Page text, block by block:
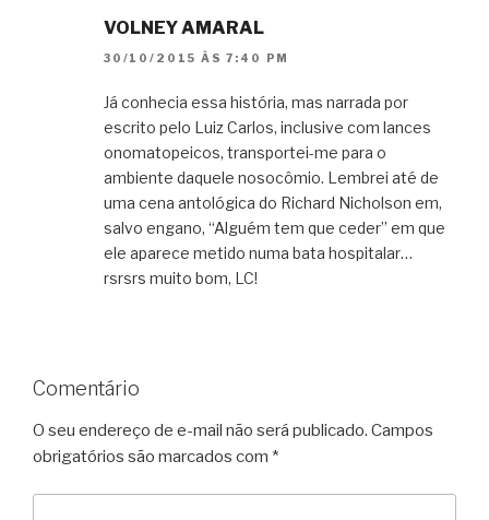
VOLNEY AMARAL
30/10/2015 ÀS 7:40 PM
Já conhecia essa história, mas narrada por
escrito pelo Luiz Carlos, inclusive com lances
onomatopeicos, transportei-me para o
ambiente daquele nosocômio. Lembrei até de
uma cena antológica do Richard Nicholson em,
salvo engano, “Alguém tem que ceder” em que
ele aparece metido numa bata hospitalar…
rsrsrs muito bom, LC!
Comentário
O seu endereço de e-mail não será publicado. Campos
obrigatórios são marcados com *